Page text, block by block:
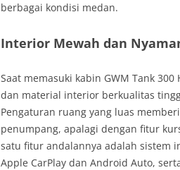
berbagai kondisi medan.
Interior Mewah dan
Saat memasuki kabin GWM Tank
dan material interior berkualitas
Pengaturan ruang yang luas
penumpang, apalagi dengan fitur
satu fitur andalannya adalah sistem
Apple CarPlay dan Android Auto,